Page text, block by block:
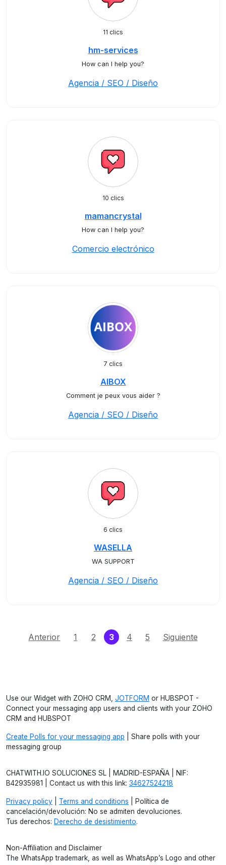
11 clics
hm-services
How can I help you?
Agencia / SEO / Diseño
10 clics
mamancrystal
How can I help you?
Comercio electrónico
7 clics
AIBOX
Comment je peux vous aider ?
Agencia / SEO / Diseño
6 clics
WASELLA
WA SUPPORT
Agencia / SEO / Diseño
Anterior 1 2 3(current)
4 5 Siguiente
Use our Widget with ZOHO CRM, JOTFORM or HUBSPOT -
Connect your messaging app users and clients with your ZOHO
CRM and HUBSPOT
Create Polls for your messaging app | Share polls with your
messaging group
CHATWITH.IO SOLUCIONES SL | MADRID-ESPAÑA | NIF:
B42935981 | Contact us with this link: 34627524218
Privacy policy Terms and conditions | Política de
cancelación/devolución: No se admiten devoluciones.
Tus derechos: Derecho de desistimiento.
Non-Affiliation and Disclaimer
The WhatsApp trademark, as well as WhatsApp’s Logo and other